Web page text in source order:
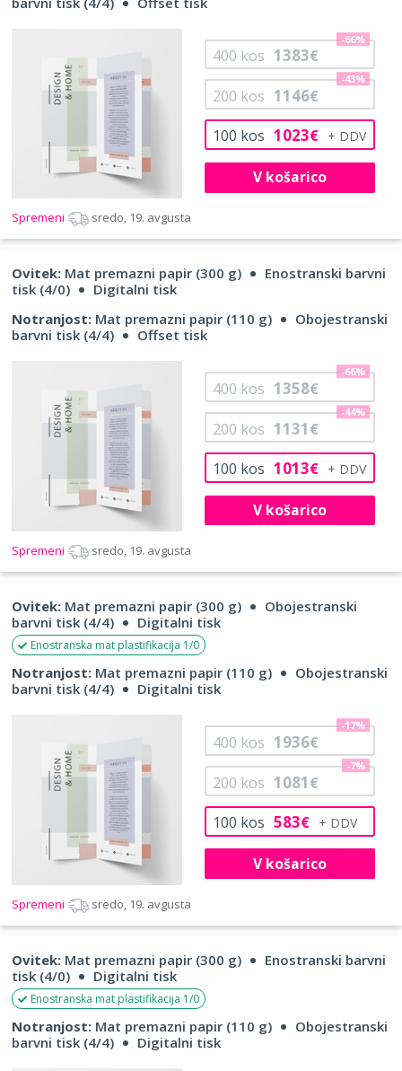
100 kos 1023€
200 kos 1146€
-43%
400 kos 1383€
-66%
V košarico
Spremeni sredo, 19. avgusta
Ovitek: Mat premazni papir (300 g)
Enostranski barvni
tisk (4/0)
Digitalni tisk
Notranjost: Mat premazni papir (110 g)
Obojestranski
barvni tisk (4/4)
Offset tisk
100 kos 1013€
200 kos 1131€
-44%
400 kos 1358€
-66%
V košarico
Spremeni sredo, 19. avgusta
Ovitek: Mat premazni papir (300 g)
Obojestranski
barvni tisk (4/4)
Digitalni tisk
Enostranska mat plastifikacija 1/0
Notranjost: Mat premazni papir (110 g)
Obojestranski
barvni tisk (4/4)
Digitalni tisk
100 kos 583€
200 kos 1081€
-7%
400 kos 1936€
-17%
V košarico
Spremeni sredo, 19. avgusta
Ovitek: Mat premazni papir (300 g)
Enostranski barvni
tisk (4/0)
Digitalni tisk
Enostranska mat plastifikacija 1/0
Notranjost: Mat premazni papir (110 g)
Obojestranski
barvni tisk (4/4)
Digitalni tisk